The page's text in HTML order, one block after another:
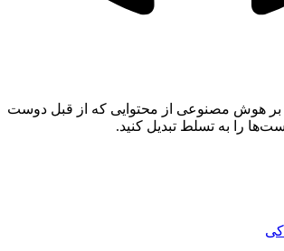
بر هوش مصنوعی از محتوایی که از قبل دوست
را به تسلط تبدیل کنید.